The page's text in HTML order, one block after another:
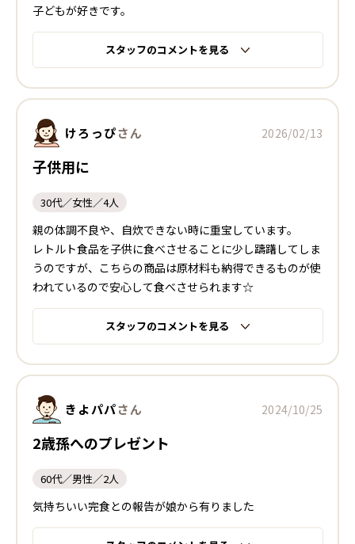
子どもが好きです。
スタッフのコメントを見る
けろっぴさん 2026/02/13
子供用に
30代／女性／4人
親の体調不良や、自炊できない時に重宝しています。
レトルト食品を子供に食べさせることに少し躊躇してしま
うのですが、こちらの商品は原材料も納得できるものが使
われているので安心して食べさせられます☆
スタッフのコメントを見る
きよパパさん 2024/10/25
2歳孫へのプレゼント
60代／男性／2人
気持ちいい完食との報告が娘から有りました